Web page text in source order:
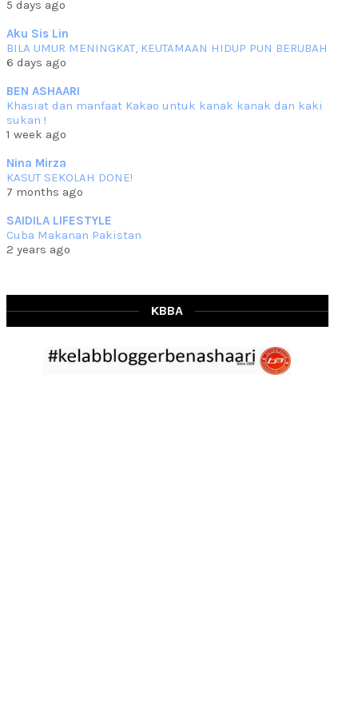
che mat ucapkan
Jun 30 2023
RESIPI KURMA AYAM MERAH
Assalammualaikum, salam semua. Hari ni 4 Zulhijjah 1444 Hijrah,
Jun 23 2023
RESIPI SAMBAL PARU
Assalammualaikum, salam sejahtera semua. Lama betul che mat tak
Jun 20 2023
RESIPI PISANG MUDA MASAK LEMAK
lemak ni che mat... read more
Mar 07 2023
RESIPI BAMIA KAMBING
Assalammualaikum, salam Ahad semua. Dah beberapa hari cuaca
asyik hujan saja di... read more
5 days ago
Aku Sis Lin
BILA UMUR MENINGKAT, KEUTAMAAN HIDUP PUN BERUBAH
6 days ago
BEN ASHAARI
Khasiat dan manfaat Kakao untuk kanak kanak dan kaki
sukan !
1 week ago
Nina Mirza
KASUT SEKOLAH DONE!
7 months ago
SAIDILA LIFESTYLE
Cuba Makanan Pakistan
2 years ago
KBBA